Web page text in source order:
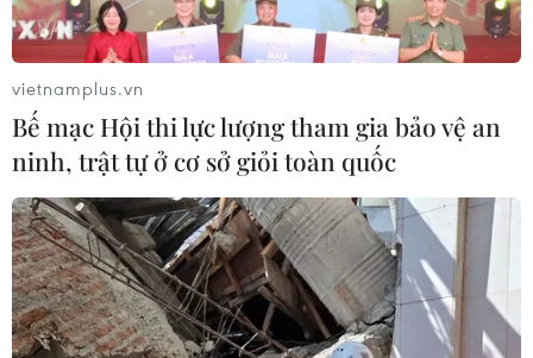
Phó Thủ tướng Lê Văn Thành kêu gọi
ASEAN-Trung Quốc đoàn kết hơn nữa
10/09/2021 02:03
vietnamplus.vn
Bế mạc Hội thi lực lượng tham gia bảo vệ an
ninh, trật tự ở cơ sở giỏi toàn quốc